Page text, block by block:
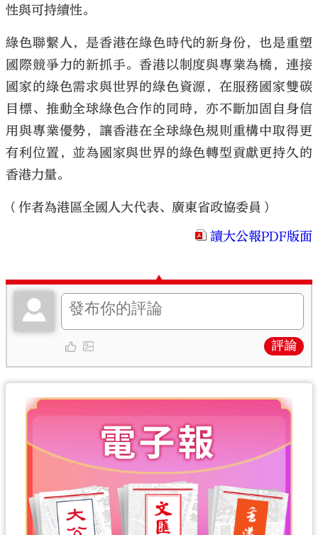
性與可持續性。
綠色聯繫人，是香港在綠色時代的新身份，也是重塑
國際競爭力的新抓手。香港以制度與專業為橋，連接
國家的綠色需求與世界的綠色資源，在服務國家雙碳
目標、推動全球綠色合作的同時，亦不斷加固自身信
用與專業優勢，讓香港在全球綠色規則重構中取得更
有利位置，並為國家與世界的綠色轉型貢獻更持久的
香港力量。
（作者為港區全國人大代表、廣東省政協委員）
讀大公報PDF版面
評論